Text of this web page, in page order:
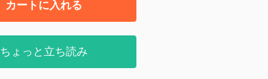
カートに入れる
ちょっと立ち読み